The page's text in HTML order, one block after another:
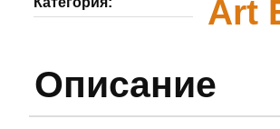
Αrt
Описание